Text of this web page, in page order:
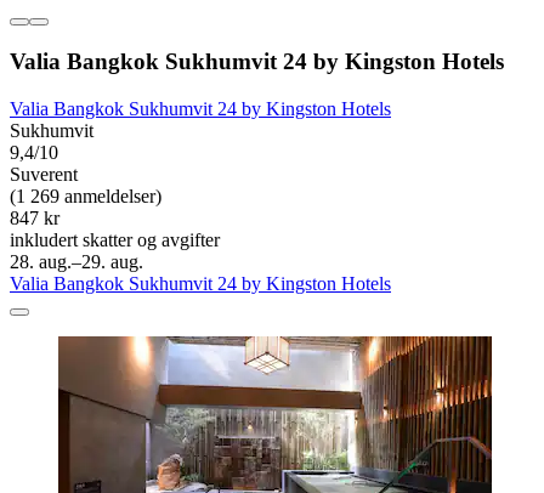
Valia Bangkok Sukhumvit 24 by Kingston Hotels
Valia Bangkok Sukhumvit 24 by Kingston Hotels
Sukhumvit
9,4/10
Suverent
(1 269 anmeldelser)
847 kr
inkludert skatter og avgifter
28. aug.–29. aug.
Valia Bangkok Sukhumvit 24 by Kingston Hotels